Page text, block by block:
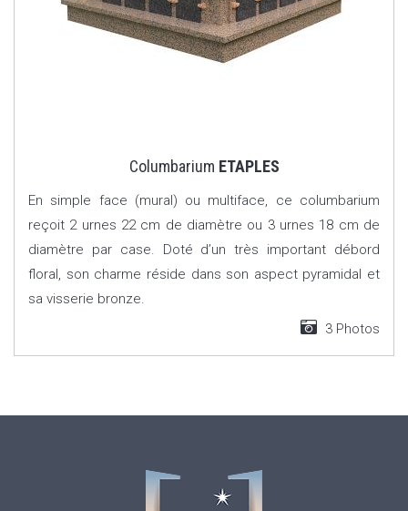
Columbarium ETAPLES
En simple face (mural) ou multiface, ce columbarium
reçoit 2 urnes 22 cm de diamètre ou 3 urnes 18 cm de
diamètre par case. Doté d’un très important débord
floral, son charme réside dans son aspect pyramidal et
sa visserie bronze.
3 Photos